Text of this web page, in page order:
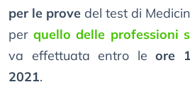
per le prove del test di
perquello delle professioni
va effettuata entro le ore
2021.